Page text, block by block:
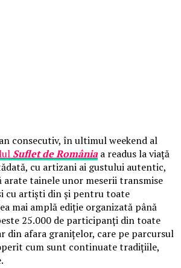
consecutiv, în ultimul weekend al
Suflet de România a readus la viață
cu artizani ai gustului autentic,
arate tainele unor meserii transmise
cu artiști din și pentru toate
mai amplă ediție organizată până
25.000 de participanți din toate
din afara granițelor, care pe parcursul
cum sunt continuate tradițiile,